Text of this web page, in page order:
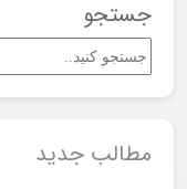
جستجو
مطالب جدید